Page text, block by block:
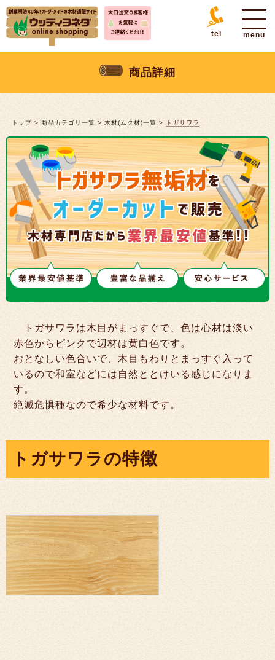
tel
商品詳細
トップ > 商品カテゴリ一覧 > 木材(ムク材)一覧 > トガサワラ
トガサワラは木目がまっすぐで、色は心材は淡い
赤色からピンクで辺材は黄白色です。
おとなしい色合いで、木目もわりとまっすぐ入って
いるので和室などには自然ととけいる感じになりま
す。
絶滅危惧種なので希少な材料です。
トガサワラの特徴